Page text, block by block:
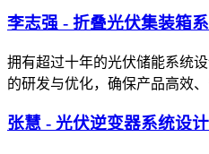
李志强 - 折叠光伏集装箱
拥有超过十年的光伏储能系统
的研发与优化，确保产品高效、
张慧 - 光伏逆变器系统设